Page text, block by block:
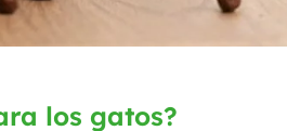
los gatos?